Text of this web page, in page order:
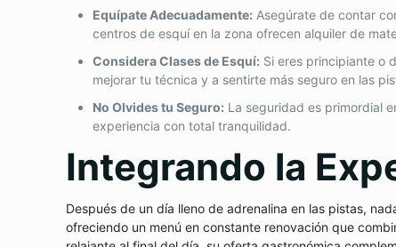
Equípate Adecuadamente: Asegúrate de contar
centros de esquí en la zona ofrecen alquiler de
Considera Clases de Esquí: Si eres principiante o
mejorar tu técnica y a sentirte más seguro en las
No Olvides tu Seguro: La seguridad es primordial
experiencia con total tranquilidad.
Integrando la
Después de un día lleno de adrenalina en las pistas,
ofreciendo un menú en constante renovación que